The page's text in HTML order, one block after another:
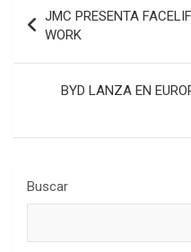
de
entradas
JMC PRESENTA
WORK
BYD LANZA EN
Buscar